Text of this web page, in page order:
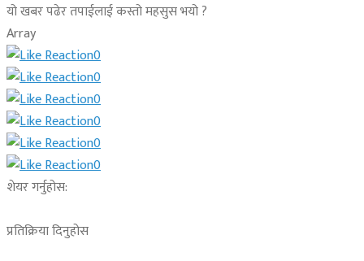
यो खबर पढेर तपाईलाई कस्तो महसुस भयो ?
Array
0
0
0
0
0
0
शेयर गर्नुहोस:
प्रतिक्रिया दिनुहोस